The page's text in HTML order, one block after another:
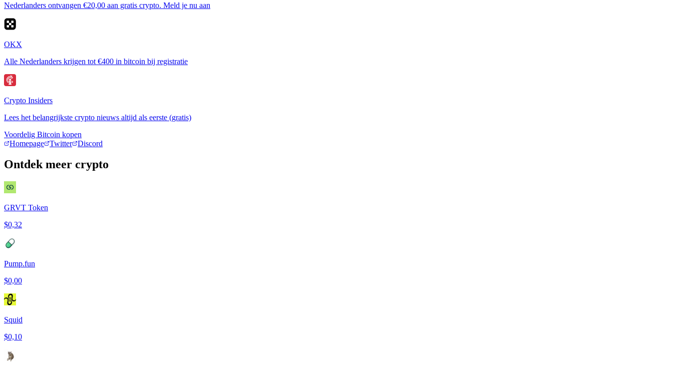
Nederlanders ontvangen €20,00 aan gratis crypto. Meld je nu aan
OKX
Alle Nederlanders krijgen tot €400 in bitcoin bij registratie
Crypto Insiders
Lees het belangrijkste crypto nieuws altijd als eerste (gratis)
Voordelig Bitcoin kopen
Homepage
Twitter Discord
Ontdek meer crypto
GRVT Token
$0,32
Pump.fun
$0,00
Squid
$0,10